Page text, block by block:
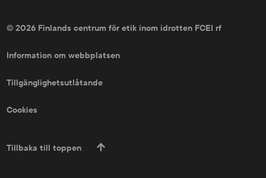
© 2026 Finlands centrum för etik inom idrotten FCEI rf
Information om webbplatsen
Tillgänglighetsutlåtande
Cookies
Tillbaka till toppen